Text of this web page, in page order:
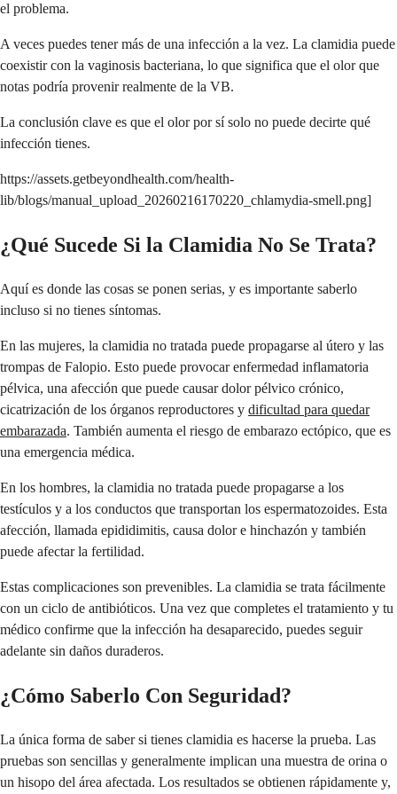
el problema.
A veces puedes tener más de una infección a la vez. La clamidia puede
coexistir con la vaginosis bacteriana, lo que significa que el olor que
notas podría provenir realmente de la VB.
La conclusión clave es que el olor por sí solo no puede decirte qué
infección tienes.
https://assets.getbeyondhealth.com/health-
lib/blogs/manual_upload_20260216170220_chlamydia-smell.png]
¿Qué Sucede Si la Clamidia No Se Trata?
Aquí es donde las cosas se ponen serias, y es importante saberlo
incluso si no tienes síntomas.
En las mujeres, la clamidia no tratada puede propagarse al útero y las
trompas de Falopio. Esto puede provocar enfermedad inflamatoria
pélvica, una afección que puede causar dolor pélvico crónico,
cicatrización de los órganos reproductores y dificultad para quedar
embarazada. También aumenta el riesgo de embarazo ectópico, que es
una emergencia médica.
En los hombres, la clamidia no tratada puede propagarse a los
testículos y a los conductos que transportan los espermatozoides. Esta
afección, llamada epididimitis, causa dolor e hinchazón y también
puede afectar la fertilidad.
Estas complicaciones son prevenibles. La clamidia se trata fácilmente
con un ciclo de antibióticos. Una vez que completes el tratamiento y tu
médico confirme que la infección ha desaparecido, puedes seguir
adelante sin daños duraderos.
¿Cómo Saberlo Con Seguridad?
La única forma de saber si tienes clamidia es hacerse la prueba. Las
pruebas son sencillas y generalmente implican una muestra de orina o
un hisopo del área afectada. Los resultados se obtienen rápidamente y,